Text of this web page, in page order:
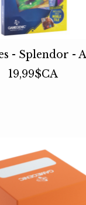
- Splendor -
19,99$CA